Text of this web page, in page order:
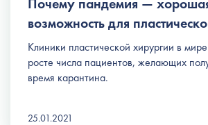
возможность для
Клиники пластической хирургии в
росте числа пациентов, желающих
время карантина.
25.01.2021